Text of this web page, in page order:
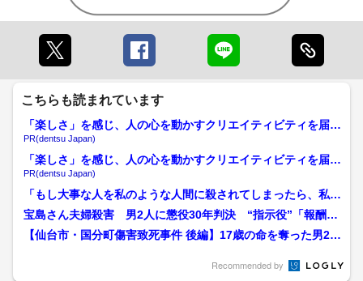
こちらも読まれています
「楽しさ」を感じ、人の心を動かすクリエイティビティを届け
る
PR(dentsu Japan)
「楽しさ」を感じ、人の心を動かすクリエイティビティを届け
る
PR(dentsu Japan)
「もし大事な人を私のような人間に殺されてしまったら、私な
ら耐えられない」被告が当...
宝島さん夫婦殺害 男2人に懲役30年判決 “指示役”「報酬も
らっていない」 “仲...
【仙台市・国分町傷害致死事件 後編】17歳の命を奪った男2人
Recommended by